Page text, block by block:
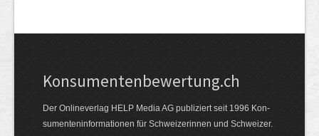
Kon­su­menten­be­wer­tung.ch
Der Online­verlag HELP Media AG publi­ziert seit 1996 Kon­
su­menten­infor­mationen für Schwei­zerinnen und Schweizer.